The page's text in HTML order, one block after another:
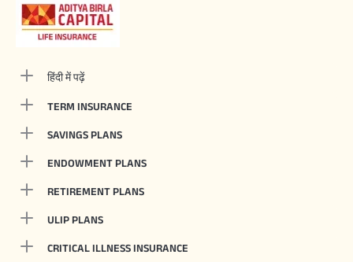
हिंदी में पढ़ें
TERM INSURANCE
SAVINGS PLANS
ENDOWMENT PLANS
RETIREMENT PLANS
ULIP PLANS
CRITICAL ILLNESS INSURANCE